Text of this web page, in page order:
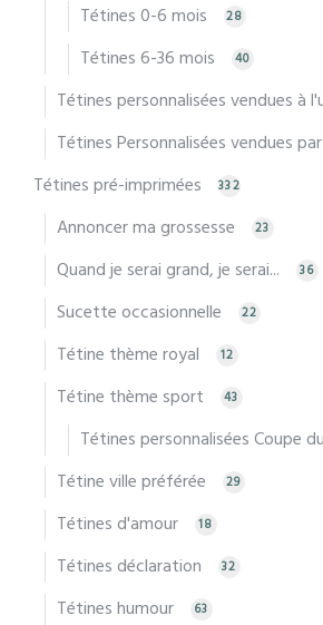
Tétines 0-6 mois 28
Tétines 6-36 mois 40
Tétines personnalisées vendues à
Tétines Personnalisées vendues
Tétines pré-imprimées 332
Annoncer ma grossesse 23
Quand je serai grand, je serai... 36
Sucette occasionnelle 22
Tétine thème royal 12
Tétine thème sport 43
Tétines personnalisées Coupe
Tétine ville préférée 29
Tétines d'amour 18
Tétines déclaration 32
Tétines humour 63